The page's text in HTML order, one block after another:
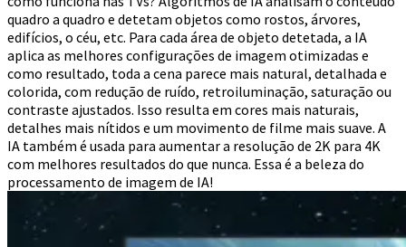
quadro a quadro e detetam objetos como rostos, árvores,
edifícios, o céu, etc. Para cada área de objeto detetada, a IA
aplica as melhores configurações de imagem otimizadas e
como resultado, toda a cena parece mais natural, detalhada e
colorida, com redução de ruído, retroiluminação, saturação ou
contraste ajustados. Isso resulta em cores mais naturais,
detalhes mais nítidos e um movimento de filme mais suave. A
IA também é usada para aumentar a resolução de 2K para 4K
com melhores resultados do que nunca. Essa é a beleza do
processamento de imagem de IA!